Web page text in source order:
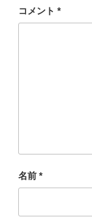
コメント *
名前 *